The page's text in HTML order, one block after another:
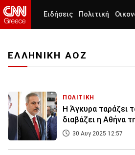
Ειδήσεις Πολιτική
ΕΛΛΗΝΙΚΗ ΑΟΖ
ΠΟΛΙΤΙΚΗ
Η Άγκυρα ταράζει
διαβάζει η Αθήνα
30 Αυγ 2025 12:57